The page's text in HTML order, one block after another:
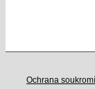
Ochrana soukromí